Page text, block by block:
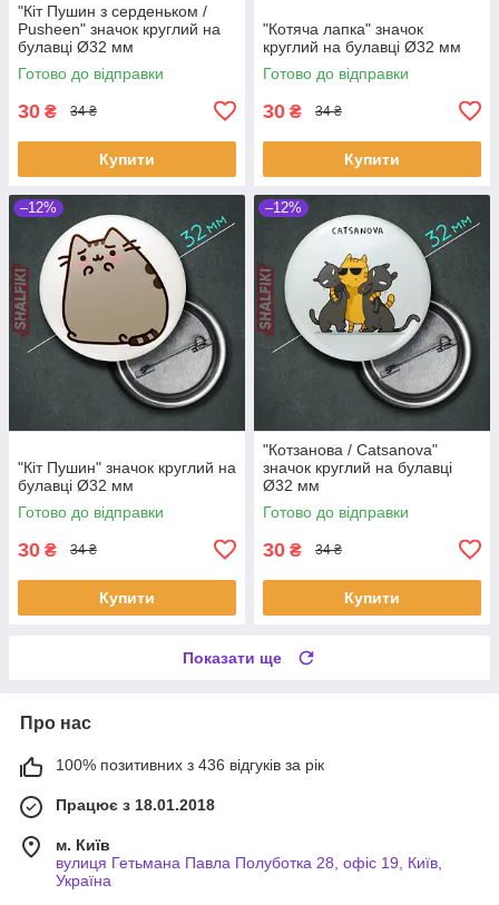
"Кіт Пушин з серденьком /
Pusheen" значок круглий на
булавці Ø32 мм
Готово до відправки
30 ₴ 34 ₴
Купити
"Котяча лапка" значок
круглий на булавці Ø32 мм
Готово до відправки
30 ₴ 34 ₴
Купити
–12%
"Кіт Пушин" значок круглий на
булавці Ø32 мм
Готово до відправки
30 ₴ 34 ₴
Купити
–12%
"Котзанова / Catsanova"
значок круглий на булавці
Ø32 мм
Готово до відправки
30 ₴ 34 ₴
Купити
Показати ще
Про нас
100% позитивних з 436 відгуків за рік
Працює з 18.01.2018
м. Київ
вулиця Гетьмана Павла Полуботка 28, офіс 19, Київ,
Україна